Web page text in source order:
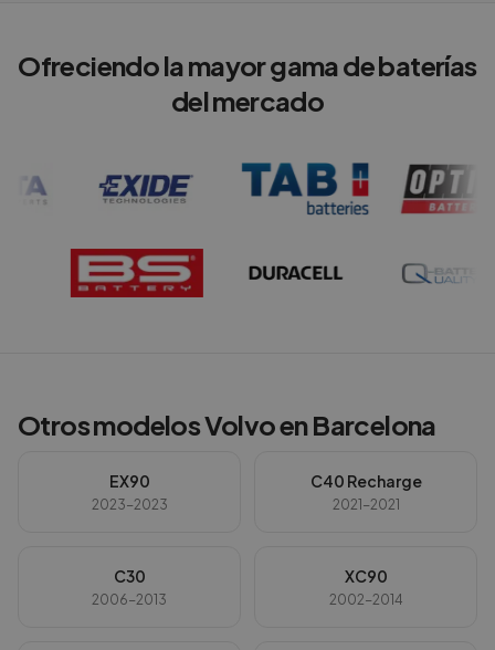
Ofreciendo la mayor gama de baterías
del mercado
Otros modelosVolvoenBarcelona
EX90
2023-2023
C40 Recharge
2021-2021
C30
2006-2013
XC90
2002-2014